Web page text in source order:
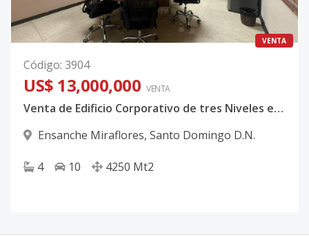
VENTA
Código: 3904
US$ 13,000,000 VENTA
Venta de Edificio Corporativo de tres Niveles en Ensanche Miraflores
Ensanche Miraflores, Santo Domingo D.N.
4 10 4250 Mt2